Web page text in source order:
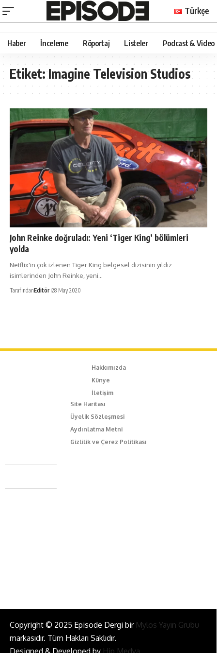
Türkçe
Haber İnceleme Röportaj Listeler Podcast & Video
Etiket:Imagine Television Studios
John Reinke doğruladı: Yeni ‘Tiger King’ bölümleri
yolda
Netflix'in çok izlenen Tiger King belgesel dizisinin yıldız
isimlerinden John Reinke, yeni…
TarafındanEditör 28 May 2020
Hakkımızda
Künye
İletişim
Site Haritası
Üyelik Sözleşmesi
Aydınlatma Metni
Gizlilik ve Çerez Politikası
Caferağa Mah. Dr. Şakir Paşa Sok. No3/A Kadıköy İstanbul
+90 543 345 46 00
Copyright © 2025 Episode Dergi bir Mylos Yayın Grubu
markasıdır. Tüm Hakları Saklıdır.
Designed & Developed by Hip Medya